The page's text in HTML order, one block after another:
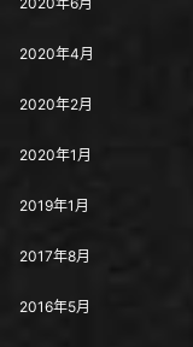
2020年4月
2020年2月
2020年1月
2019年1月
2017年8月
2016年5月